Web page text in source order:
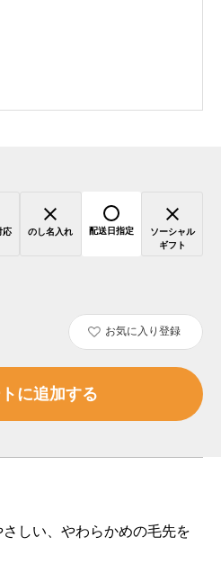
応 のし名入れ 配送日指定
ソーシャル
ギフト
お気に入り登録
しい、やわらかめの毛先を